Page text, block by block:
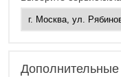
Дополнительные